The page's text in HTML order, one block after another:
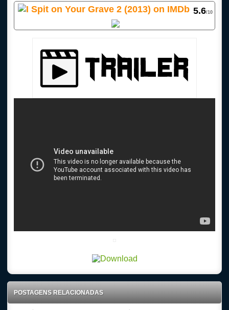
5.6/10
POSTAGENS RELACIONADAS